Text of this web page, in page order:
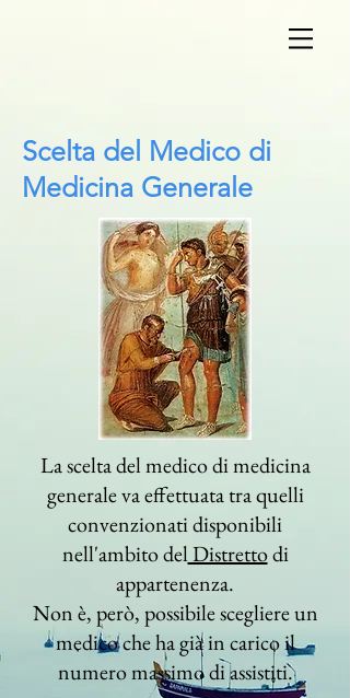
Scelta del Medico di
Medicina Generale
La scelta del medico di medicina
generaleva effettuata tra quelli
convenzionati disponibili
nell'ambito delDistrettodi
appartenenza.
Non è, però, possibile scegliere un
medico che ha già in carico il
numero massimo di assistiti.